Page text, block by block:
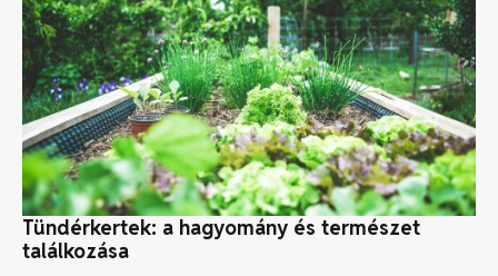
Tündérkertek: a hagyomány és természet
találkozása